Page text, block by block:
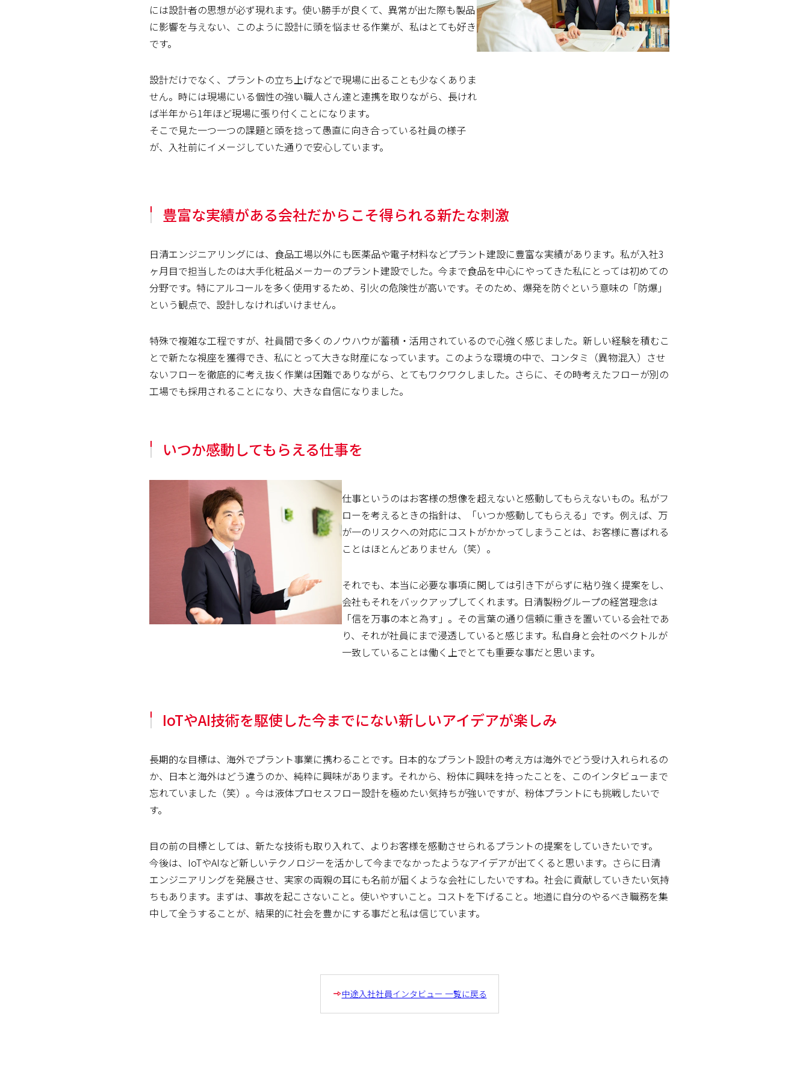
には設計者の思想が必ず現れます。使い勝手が良くて、異常が出た際も製品
に影響を与えない、このように設計に頭を悩ませる作業が、私はとても好き
です。
設計だけでなく、プラントの立ち上げなどで現場に出ることも少なくありま
せん。時には現場にいる個性の強い職人さん達と連携を取りながら、長けれ
ば半年から1年ほど現場に張り付くことになります。
そこで見た一つ一つの課題と頭を捻って愚直に向き合っている社員の様子
が、入社前にイメージしていた通りで安心しています。
豊富な実績がある会社だからこそ得られる新たな刺激
日清エンジニアリングには、食品工場以外にも医薬品や電子材料などプラント建設に豊富な実績があります。私が入社3
ヶ月目で担当したのは大手化粧品メーカーのプラント建設でした。今まで食品を中心にやってきた私にとっては初めての
分野です。特にアルコールを多く使用するため、引火の危険性が高いです。そのため、爆発を防ぐという意味の「防爆」
という観点で、設計しなければいけません。
特殊で複雑な工程ですが、社員間で多くのノウハウが蓄積・活用されているので心強く感じました。新しい経験を積むこ
とで新たな視座を獲得でき、私にとって大きな財産になっています。このような環境の中で、コンタミ（異物混入）させ
ないフローを徹底的に考え抜く作業は困難でありながら、とてもワクワクしました。さらに、その時考えたフローが別の
工場でも採用されることになり、大きな自信になりました。
いつか感動してもらえる仕事を
仕事というのはお客様の想像を超えないと感動してもらえないもの。私がフ
ローを考えるときの指針は、「いつか感動してもらえる」です。例えば、万
が一のリスクへの対応にコストがかかってしまうことは、お客様に喜ばれる
ことはほとんどありません（笑）。
それでも、本当に必要な事項に関しては引き下がらずに粘り強く提案をし、
会社もそれをバックアップしてくれます。日清製粉グループの経営理念は
「信を万事の本と為す」。その言葉の通り信頼に重きを置いている会社であ
り、それが社員にまで浸透していると感じます。私自身と会社のベクトルが
一致していることは働く上でとても重要な事だと思います。
IoTやAI技術を駆使した今までにない新しいアイデアが楽しみ
長期的な目標は、海外でプラント事業に携わることです。日本的なプラント設計の考え方は海外でどう受け入れられるの
か、日本と海外はどう違うのか、純粋に興味があります。それから、粉体に興味を持ったことを、このインタビューまで
忘れていました（笑）。今は液体プロセスフロー設計を極めたい気持ちが強いですが、粉体プラントにも挑戦したいで
す。
目の前の目標としては、新たな技術も取り入れて、よりお客様を感動させられるプラントの提案をしていきたいです。
今後は、IoTやAIなど新しいテクノロジーを活かして今までなかったようなアイデアが出てくると思います。さらに日清
エンジニアリングを発展させ、実家の両親の耳にも名前が届くような会社にしたいですね。社会に貢献していきたい気持
ちもあります。まずは、事故を起こさないこと。使いやすいこと。コストを下げること。地道に自分のやるべき職務を集
中して全うすることが、結果的に社会を豊かにする事だと私は信じています。
中途入社社員インタビュー 一覧に戻る